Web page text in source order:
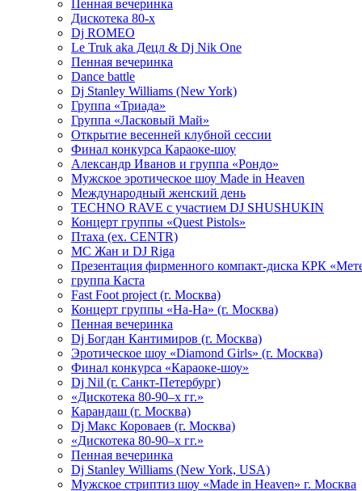
Пенная вечеринка
Дискотека 80-х
Dj ROMEO
Le Truk aka Децл & Dj Nik One
Пенная вечеринка
Dance battle
Dj Stanley Williams (New York)
Группа «Триада»
Группа «Ласковый Май»
Открытие весенней клубной сессии
Финал конкурса Караоке-шоу
Александр Иванов и группа «Рондо»
Мужское эротическое шоу Made in Heaven
Международный женский день
TECHNO RAVE с участием DJ SHUSHUKIN
Концерт группы «Quest Pistols»
Птаха (ex. CENTR)
МС Жан и DJ Riga
Презентация фирменного компакт-диска КРК
группа Каста
Fast Foot project (г. Москва)
Концерт группы «На-На» (г. Москва)
Пенная вечеринка
Dj Богдан Кантимиров (г. Москва)
Эротическое шоу «Diamond Girls» (г. Москва)
Финал конкурса «Караоке-шоу»
Dj Nil (г. Санкт-Петербург)
«Дискотека 80-90–х гг.»
Карандаш (г. Москва)
Dj Макс Короваев (г. Москва)
«Дискотека 80-90–х гг.»
Пенная вечеринка
Dj Stanley Williams (New York, USA)
Мужское стриптиз шоу «Made in Heaven» г. Москва